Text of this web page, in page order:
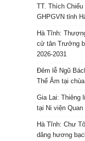
TT. Thích
GHPGVN tỉnh
Hà Tĩnh:
cử tân Trưởng
2026-2031
Đêm lễ Ngũ
Thế Âm tại
Gia Lai: Thiêng
tại Ni viện Quan
Hà Tĩnh: Chư
dâng hương